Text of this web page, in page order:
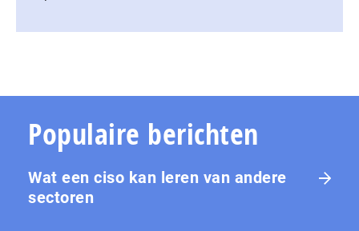
Populaire berichten
Wat een ciso kan leren van andere
sectoren